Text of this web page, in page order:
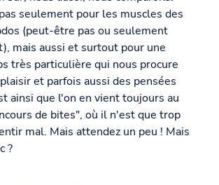
seulement pour les muscles des
(peut-être pas ou seulement
mais aussi et surtout pour une
très particulière qui nous procure
et parfois aussi des pensées
ainsi que l'on en vient toujours au
de bites", où il n'est que trop
mal. Mais attendez un peu ! Mais
?